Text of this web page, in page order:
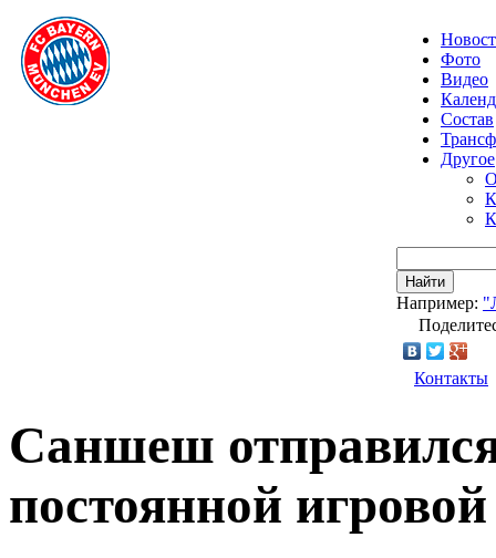
Фото
Видео
Состав
Другое
Найти
Например:
Контакты
Саншеш
постоянной